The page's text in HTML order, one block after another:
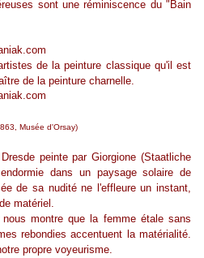
sont une réminiscence du "Bain
de la peinture classique qu'il est
de la peinture charnelle.
Musée d'Orsay)
peinte par Giorgione (Staatliche
dans un paysage solaire de
de sa nudité ne l'effleure un instant,
matériel.
montre que la femme étale sans
rebondies accentuent la matérialité.
propre voyeurisme.